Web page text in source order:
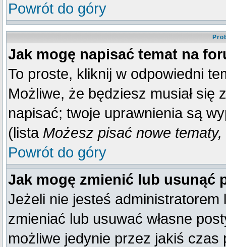
Powrót do góry
Jak mogę napisać temat na
To proste, kliknij w odpowiedni
Możliwe, że będziesz musiał się
napisać; twoje uprawnienia są
(lista Możesz pisać nowe
Powrót do góry
Jak mogę zmienić lub usunąć
Jeżeli nie jesteś
zmieniać lub usuwać własne
możliwe jedynie przez jakiś